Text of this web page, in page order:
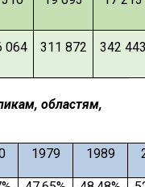
064 311 872 342
областям,
1979 1989